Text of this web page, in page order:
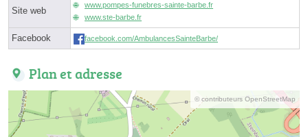
Site web
www.pompes-funebres-sainte-barbe.fr
www.ste-barbe.fr
Facebook facebook.com/AmbulancesSainteBarbe/
Plan et adresse
© contributeurs OpenStreetMap